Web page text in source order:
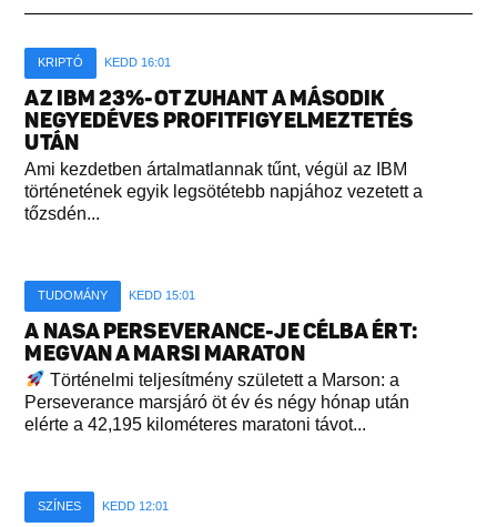
KRIPTÓ KEDD 16:01
AZ IBM 23%-OT ZUHANT A MÁSODIK
NEGYEDÉVES PROFITFIGYELMEZTETÉS
UTÁN
Ami kezdetben ártalmatlannak tűnt, végül az IBM
történetének egyik legsötétebb napjához vezetett a
tőzsdén...
TUDOMÁNY KEDD 15:01
A NASA PERSEVERANCE-JE CÉLBA ÉRT:
MEGVAN A MARSI MARATON
Történelmi teljesítmény született a Marson: a
Perseverance marsjáró öt év és négy hónap után
elérte a 42,195 kilométeres maratoni távot...
SZÍNES KEDD 12:01